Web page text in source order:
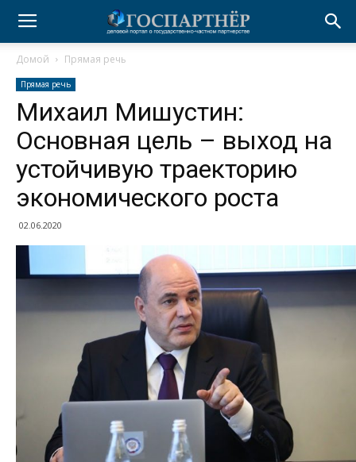
Домой Прямая речь
Прямая речь
Михаил Мишустин:
Основная цель – выход на
устойчивую траекторию
экономического роста
02.06.2020